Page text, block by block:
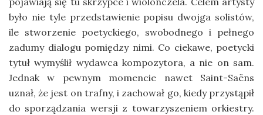
było nie tyle przedstawienie popisu dwojga solistów,
ile stworzenie poetyckiego, swobodnego i pełnego
zadumy dialogu pomiędzy nimi. Co ciekawe, poetycki
tytuł wymyślił wydawca kompozytora, a nie on sam.
Jednak w pewnym momencie nawet Saint-Saëns
uznał, że jest on trafny, i zachował go, kiedy przystąpił
do sporządzania wersji z towarzyszeniem orkiestry.